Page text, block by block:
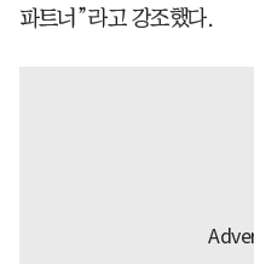
파트너”라고 강조했다.